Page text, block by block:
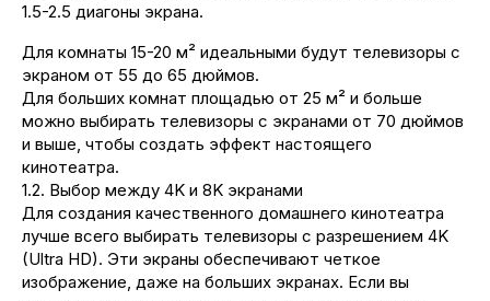
1.5-2.5 диагоны экрана.
Для комнаты 15-20 м² идеальными будут телевизоры с
экраном от 55 до 65 дюймов.
Для больших комнат площадью от 25 м² и больше
можно выбирать телевизоры с экранами от 70 дюймов
и выше, чтобы создать эффект настоящего
кинотеатра.
1.2. Выбор между 4K и 8K экранами
Для создания качественного домашнего кинотеатра
лучше всего выбирать телевизоры с разрешением 4K
(Ultra HD). Эти экраны обеспечивают четкое
изображение, даже на больших экранах. Если вы